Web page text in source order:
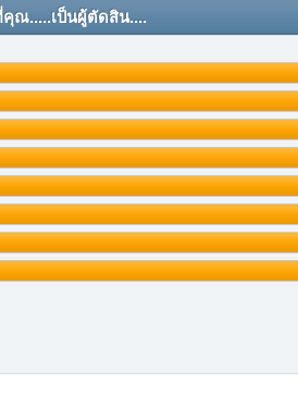
คุณ.....เป็นผู้ตัดสิน....